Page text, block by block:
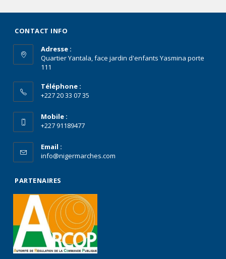
CONTACT INFO
Adresse :
Quartier Yantala, face jardin d'enfants Yasmina porte
111
Téléphone :
+227 20 33 07 35
Mobile :
+227 91189477
Email :
info@nigermarches.com
PARTENAIRES